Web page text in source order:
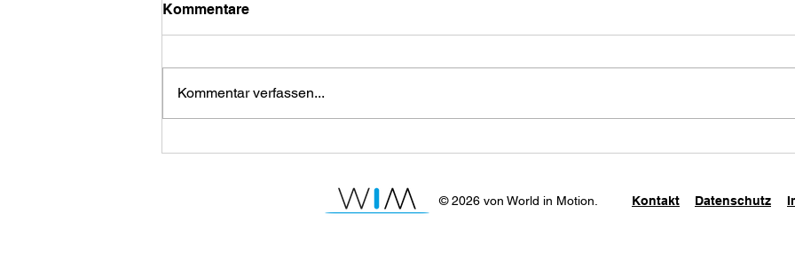
Kommentare
Kommentar verfassen...
Kontakt
© 2026 von World in Motion. Datenschutz